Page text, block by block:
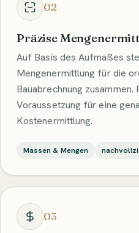
02
Präzise
Auf Basis des Aufmaßes
Mengenermittlung für die
Bauabrechnung
Voraussetzung für eine
Kostenermittlung.
Massen & Mengen
03